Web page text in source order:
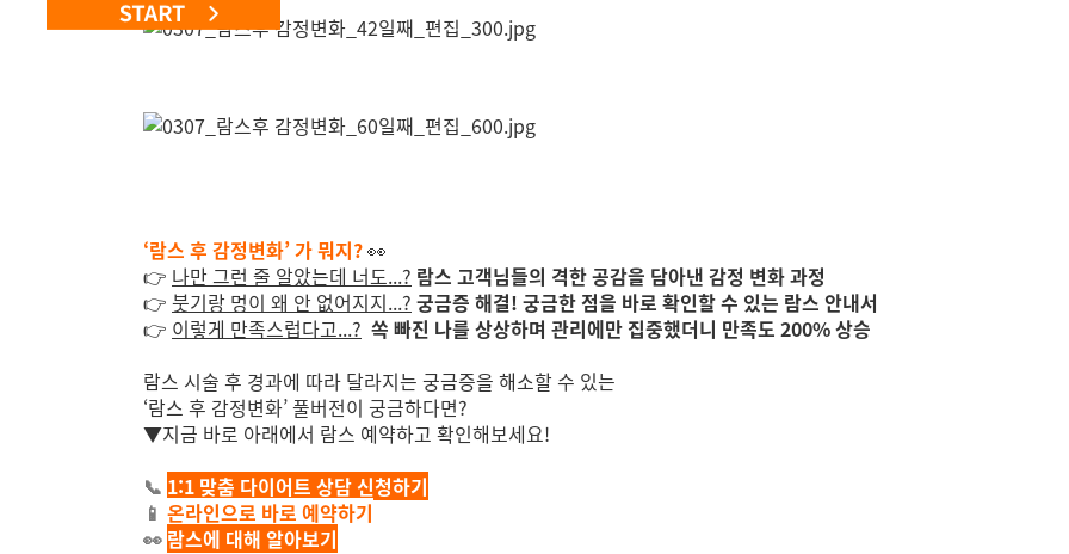
‘람스 후 감정변화’ 가 뭐지?👀
👉 나만 그런 줄 알았는데 너도...? 람스 고객님들의 격한 공감을 담아낸 감정 변화 과정
👉 붓기랑 멍이 왜 안 없어지지...? 궁금증 해결! 궁금한 점을 바로 확인할 수 있는 람스 안내서
👉 이렇게 만족스럽다고...? 쏙 빠진 나를 상상하며 관리에만 집중했더니 만족도 200% 상승
람스 시술 후 경과에 따라 달라지는 궁금증을 해소할 수 있는
‘람스 후 감정변화’ 풀버전이 궁금하다면?
▼지금 바로 아래에서 람스 예약하고 확인해보세요!
📞 1:1 맞춤 다이어트 상담 신청하기
📱 온라인으로 바로 예약하기
👀 람스에 대해 알아보기